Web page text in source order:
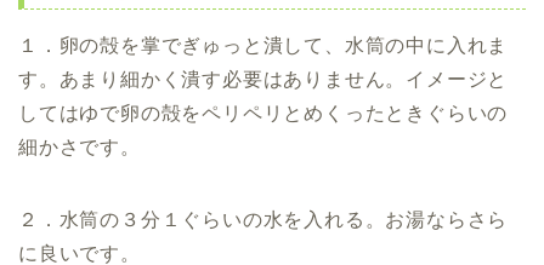
１．卵の殻を掌でぎゅっと潰して、水筒の中に入れま
す。あまり細かく潰す必要はありません。イメージと
してはゆで卵の殻をペリペリとめくったときぐらいの
細かさです。
２．水筒の３分１ぐらいの水を入れる。お湯ならさら
に良いです。